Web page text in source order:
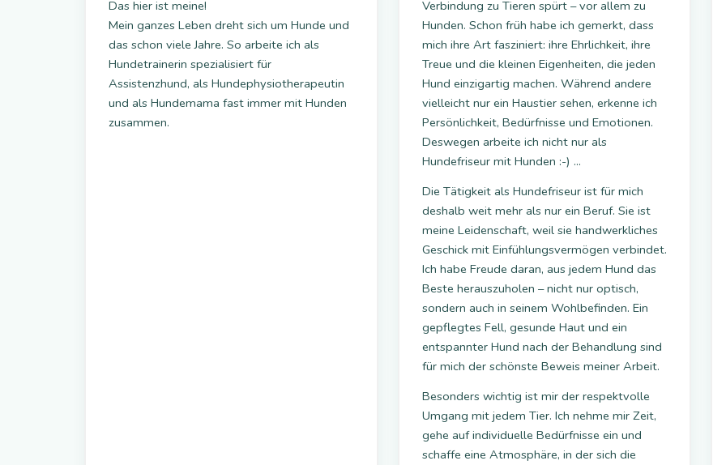
Das hier ist meine!
Mein ganzes Leben dreht sich um Hunde und
das schon viele Jahre. So arbeite ich als
Hundetrainerin spezialisiert für
Assistenzhund, als Hundephysiotherapeutin
und als Hundemama fast immer mit Hunden
zusammen.
Verbindung zu Tieren spürt – vor allem zu
Hunden. Schon früh habe ich gemerkt, dass
mich ihre Art fasziniert: ihre Ehrlichkeit, ihre
Treue und die kleinen Eigenheiten, die jeden
Hund einzigartig machen. Während andere
vielleicht nur ein Haustier sehen, erkenne ich
Persönlichkeit, Bedürfnisse und Emotionen.
Deswegen arbeite ich nicht nur als
Hundefriseur mit Hunden :-) ...
Die Tätigkeit als Hundefriseur ist für mich
deshalb weit mehr als nur ein Beruf. Sie ist
meine Leidenschaft, weil sie handwerkliches
Geschick mit Einfühlungsvermögen verbindet.
Ich habe Freude daran, aus jedem Hund das
Beste herauszuholen – nicht nur optisch,
sondern auch in seinem Wohlbefinden. Ein
gepflegtes Fell, gesunde Haut und ein
entspannter Hund nach der Behandlung sind
für mich der schönste Beweis meiner Arbeit.
Besonders wichtig ist mir der respektvolle
Umgang mit jedem Tier. Ich nehme mir Zeit,
gehe auf individuelle Bedürfnisse ein und
schaffe eine Atmosphäre, in der sich die